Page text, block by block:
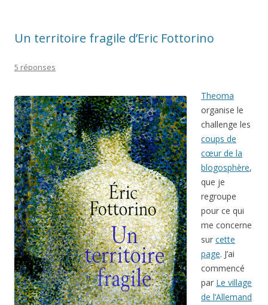
Un territoire fragile d’Eric Fottorino
5 réponses
Theoma
organise le
challenge les
coups de
cœur de la
blogosphère,
que je
regroupe
pour ce qui
me concerne
sur cette
page. J’ai
commencé
par Le village
de l’Allemand